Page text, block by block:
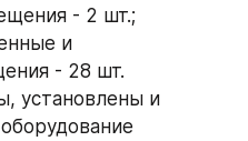
- 2 шт.;
и
- 28 шт.
установлены и